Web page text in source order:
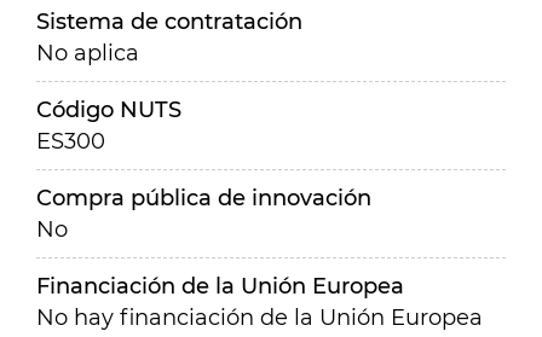
Sistema de contratación
No aplica
Código NUTS
ES300
Compra pública de innovación
No
Financiación de la Unión Europea
No hay financiación de la Unión Europea